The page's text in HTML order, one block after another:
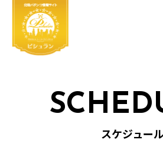
スケジュール